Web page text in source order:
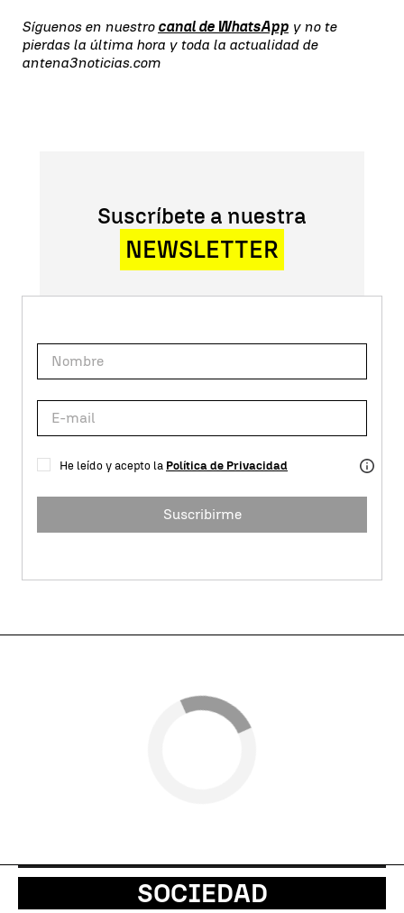
Síguenos en nuestro canal de WhatsApp y no te
pierdas la última hora y toda la actualidad de
antena3noticias.com
Suscríbete a nuestra
NEWSLETTER
He leído y acepto la Política de Privacidad
Suscribirme
SOCIEDAD